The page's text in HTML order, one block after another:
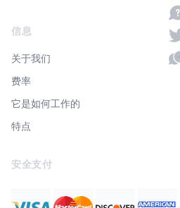
信息
关于我们
费率
它是如何工作的
特点
安全支付